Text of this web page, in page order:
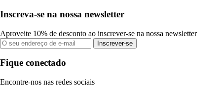
Inscreva-se na nossa newsletter
Aproveite 10% de desconto ao inscrever-se na nossa newsletter
Inscrever-se
Fique conectado
Encontre-nos nas redes sociais